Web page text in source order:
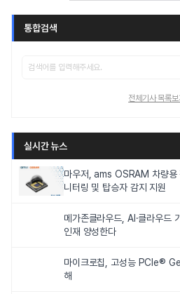
통합검색
전체기사 목록보
실시간 뉴스
마우저, ams OSRAM 차량용
니터링 및 탑승자 감지 지원
메가존클라우드, AI·클라우드
인재 양성한다
마이크로칩, 고성능 PCIe®
해